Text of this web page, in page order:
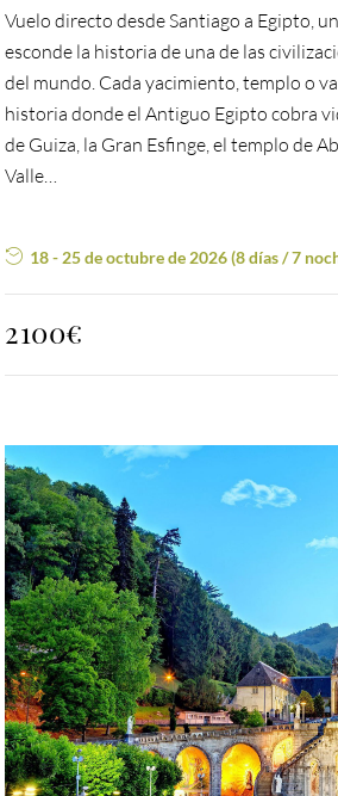
Vuelo directo desde Santiago a Egipto,
esconde la historia de una de las
del mundo. Cada yacimiento, templo o
historia donde el Antiguo Egipto cobra
de Guiza, la Gran Esfinge, el templo de
Valle…
18 - 25 de octubre de 2026 (8 días / 7
2100€